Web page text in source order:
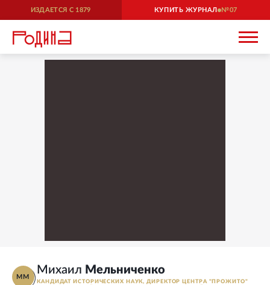
ИЗДАЕТСЯ С 1879 КУПИТЬ ЖУРНАЛ 07
ММ
Михаил Мельниченко
КАНДИДАТ ИСТОРИЧЕСКИХ НАУК, ДИРЕКТОР ЦЕНТРА "ПРОЖИТО"